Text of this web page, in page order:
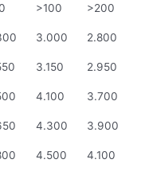
>100 >200
3.000 2.800
3.150 2.950
4.100 3.700
4.300 3.900
4.500 4.100